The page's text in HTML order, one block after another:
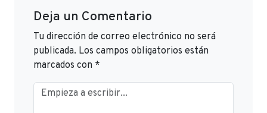
Deja un Comentario
Tu dirección de correo electrónico no será
publicada. Los campos obligatorios están
marcados con *